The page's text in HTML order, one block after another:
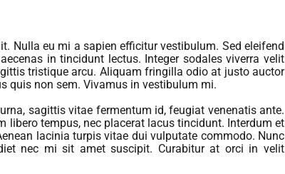
Nulla eu mi a sapien efficitur vestibulum. Sed eleifend
in tincidunt lectus. Integer sodales viverra velit
tristique arcu. Aliquam fringilla odio at justo auctor
quis non sem. Vivamus in vestibulum mi.
sagittis vitae fermentum id, feugiat venenatis ante.
libero tempus, nec placerat lacus tincidunt. Interdum et
lacinia turpis vitae dui vulputate commodo. Nunc
nec mi sit amet suscipit. Curabitur at orci in velit